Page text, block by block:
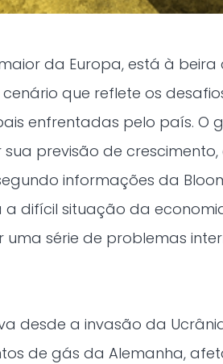
da Europa, está à beira
que reflete os
enfrentadas pelo país. O
previsão de crescimento,
informações da
a difícil situação da
série de problemas
desde a invasão da
de gás da Alemanha,